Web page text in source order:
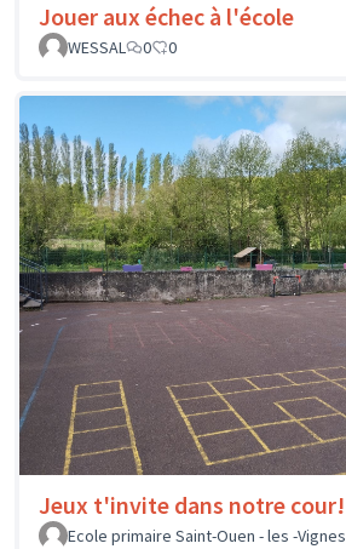
Jouer aux échec à l'école
WESSAL
0 0
Jeux t'invite dans notre cour!
Ecole primaire Saint-Ouen - les -Vignes